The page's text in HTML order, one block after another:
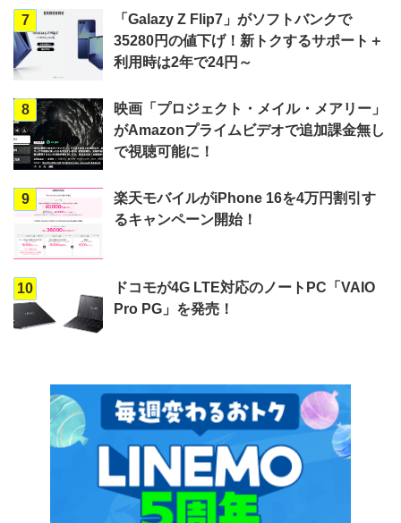
7
「Galazy Z Flip7」がソフトバンクで
35280円の値下げ！新トクするサポート＋
利用時は2年で24円～
8
映画「プロジェクト・メイル・メアリー」
がAmazonプライムビデオで追加課金無し
で視聴可能に！
9
楽天モバイルがiPhone 16を4万円割引す
るキャンペーン開始！
10
ドコモが4G LTE対応のノートPC「VAIO
Pro PG」を発売！